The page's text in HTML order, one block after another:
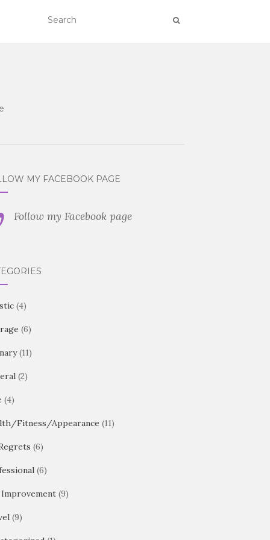
MY FACEBOOK PAGE
Follow my Facebook page
(4)
(6)
(11)
(2)
(4)
Fitness/Appearance (11)
(6)
(6)
Improvement(9)
(9)